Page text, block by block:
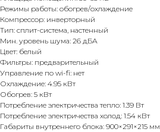
Режимы работы: обогрев/охлаждение
Компрессор: инверторный
Тип: сплит-система, настенный
Мин. уровень шума: 26 дБА
Цвет: белый
Фильтры: предварительный
Управление по wi-fi: нет
Охлаждение: 4.95 кВт
Обогрев: 5 кВт
Потребление электричества тепло: 1.39 Вт
Потребление электричества холод: 1.54 кВт
Габариты внутреннего блока: 900×291×215 мм